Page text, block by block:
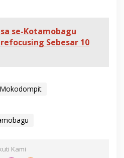
se-Kotamobagu
Sebesar 10
Kami